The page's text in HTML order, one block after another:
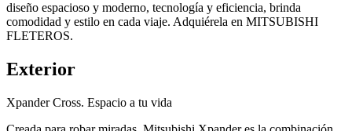
diseño espacioso y moderno, tecnología y eficiencia, brinda
comodidad y estilo en cada viaje. Adquiérela en MITSUBISHI
FLETEROS.
Exterior
Xpander Cross. Espacio a tu vida